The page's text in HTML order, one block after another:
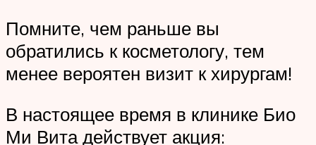
Помните, чем раньше вы
обратились к косметологу, тем
менее вероятен визит к хирургам!
В настоящее время в клинике Био
Ми Вита действует акция: